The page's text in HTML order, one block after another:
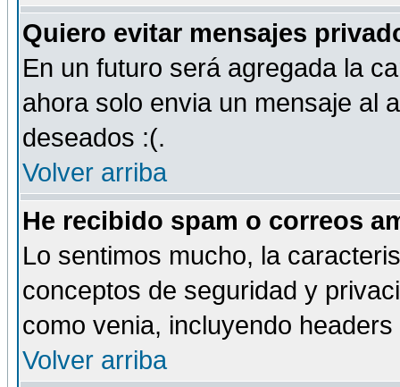
Quiero evitar mensajes
En un futuro será agregada la
ahora solo envia un mensaje al
deseados :(.
Volver arriba
He recibido spam o correos
Lo sentimos mucho, la
conceptos de seguridad y
como venia, incluyendo
Volver arriba